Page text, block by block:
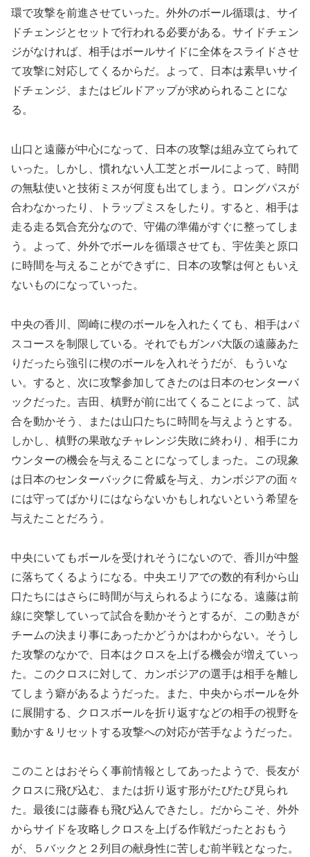
環で攻撃を前進させていった。外外のボール循環は、サイ
ドチェンジとセットで行われる必要がある。サイドチェン
ジがなければ、相手はボールサイドに全体をスライドさせ
て攻撃に対応してくるからだ。よって、日本は素早いサイ
ドチェンジ、またはビルドアップが求められることにな
る。
山口と遠藤が中心になって、日本の攻撃は組み立てられて
いった。しかし、慣れない人工芝とボールによって、時間
の無駄使いと技術ミスが何度も出てしまう。ロングパスが
合わなかったり、トラップミスをしたり。すると、相手は
走る走る気合充分なので、守備の準備がすぐに整ってしま
う。よって、外外でボールを循環させても、宇佐美と原口
に時間を与えることができずに、日本の攻撃は何ともいえ
ないものになっていった。
中央の香川、岡崎に楔のボールを入れたくても、相手はパ
スコースを制限している。それでもガンバ大阪の遠藤あた
りだったら強引に楔のボールを入れそうだが、もういな
い。すると、次に攻撃参加してきたのは日本のセンターバ
ックだった。吉田、槙野が前に出てくることによって、試
合を動かそう、または山口たちに時間を与えようとする。
しかし、槙野の果敢なチャレンジ失敗に終わり、相手にカ
ウンターの機会を与えることになってしまった。この現象
は日本のセンターバックに脅威を与え、カンボジアの面々
には守ってばかりにはならないかもしれないという希望を
与えたことだろう。
中央にいてもボールを受けれそうにないので、香川が中盤
に落ちてくるようになる。中央エリアでの数的有利から山
口たちにはさらに時間が与えられるようになる。遠藤は前
線に突撃していって試合を動かそうとするが、この動きが
チームの決まり事にあったかどうかはわからない。そうし
た攻撃のなかで、日本はクロスを上げる機会が増えていっ
た。このクロスに対して、カンボジアの選手は相手を離し
てしまう癖があるようだった。また、中央からボールを外
に展開する、クロスボールを折り返すなどの相手の視野を
動かす＆リセットする攻撃への対応が苦手なようだった。
このことはおそらく事前情報としてあったようで、長友が
クロスに飛び込む、または折り返す形がたびたび見られ
た。最後には藤春も飛び込んできたし。だからこそ、外外
からサイドを攻略しクロスを上げる作戦だったとおもう
が、５バックと２列目の献身性に苦しむ前半戦となった。